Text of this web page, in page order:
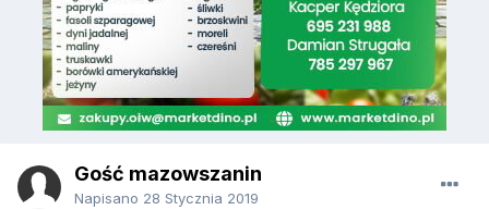
Gość mazowszanin
Napisano 28 Stycznia 2019